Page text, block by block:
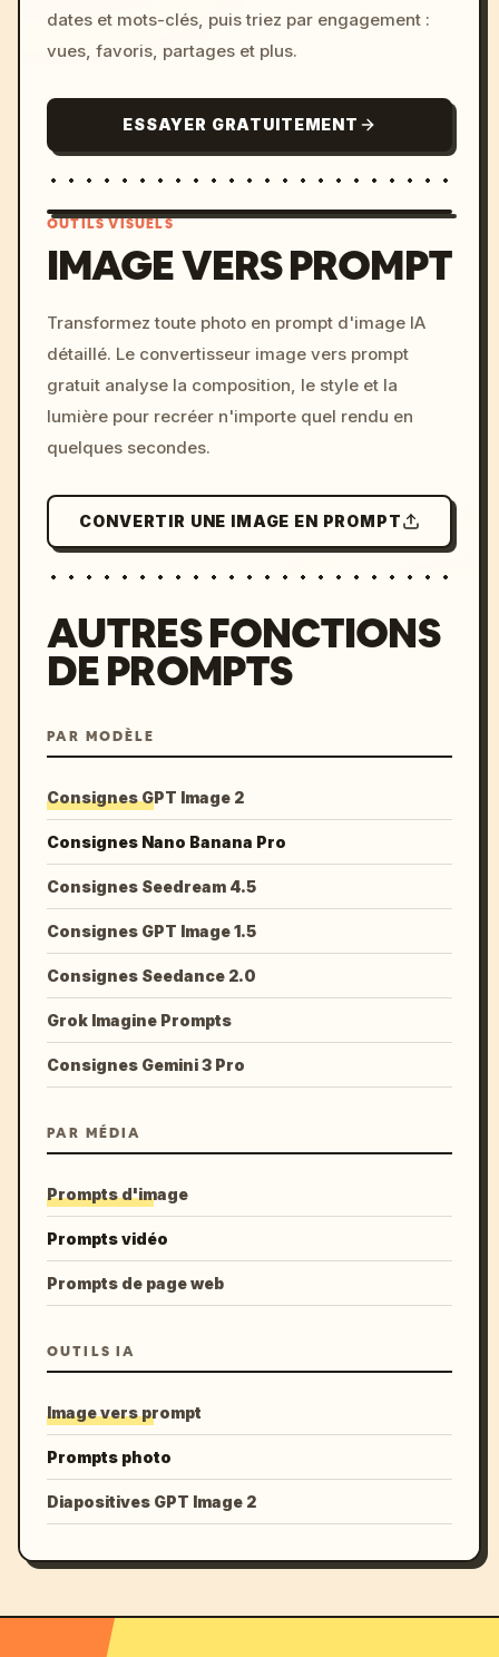
dates et mots-clés, puis triez par engagement :
vues, favoris, partages et plus.
ESSAYER GRATUITEMENT
c, cyberpunk sunset, neon
colors, 8k --v 6.0
OUTILS VISUELS
IMAGE VERS PROMPT
Transformez toute photo en prompt d'image IA
détaillé. Le convertisseur image vers prompt
gratuit analyse la composition, le style et la
lumière pour recréer n'importe quel rendu en
quelques secondes.
CONVERTIR UNE IMAGE EN PROMPT
AUTRES FONCTIONS
DE PROMPTS
PAR MODÈLE
Consignes GPT Image 2
Consignes Nano Banana Pro
Consignes Seedream 4.5
Consignes GPT Image 1.5
Consignes Seedance 2.0
Grok Imagine Prompts
Consignes Gemini 3 Pro
PAR MÉDIA
Prompts d'image
Prompts vidéo
Prompts de page web
OUTILS IA
Image vers prompt
Prompts photo
Diapositives GPT Image 2